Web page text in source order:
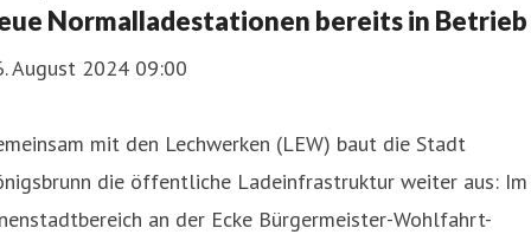
Normalladestationen bereits in Betrieb
August 2024 09:00
mit den Lechwerken (LEW) baut die Stadt
die öffentliche Ladeinfrastruktur weiter aus: Im
an der Ecke Bürgermeister-Wohlfahrt-